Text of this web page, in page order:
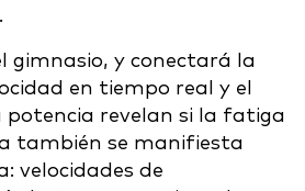
gimnasio, y conectará la
en tiempo real y el
potencia revelan si la fatiga
también se manifiesta
velocidades de